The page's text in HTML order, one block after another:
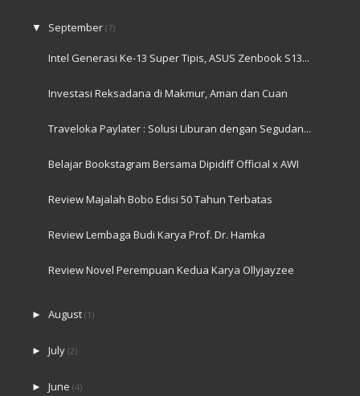
▼ September(7)
Intel Generasi Ke-13 Super Tipis, ASUS Zenbook S13...
Investasi Reksadana di Makmur, Aman dan Cuan
Traveloka Paylater : Solusi Liburan dengan Segudan...
Belajar Bookstagram Bersama Dipidiff Official x AWI
Review Majalah Bobo Edisi 50 Tahun Terbatas
Review Lembaga Budi Karya Prof. Dr. Hamka
Review Novel Perempuan Kedua Karya Ollyjayzee
►August(1)
►July(2)
►June(4)